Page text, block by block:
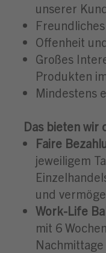
unserer
Offenheit
Großes
Produkten
Mindestens
Das bieten wir
Faire
jeweiligem
und
Work-Life
mit 6